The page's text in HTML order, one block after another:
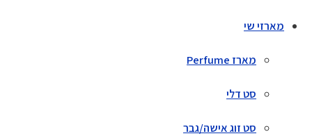
מארזי שי
מארז Perfume
סט דלי
סט זוג אישה/גבר